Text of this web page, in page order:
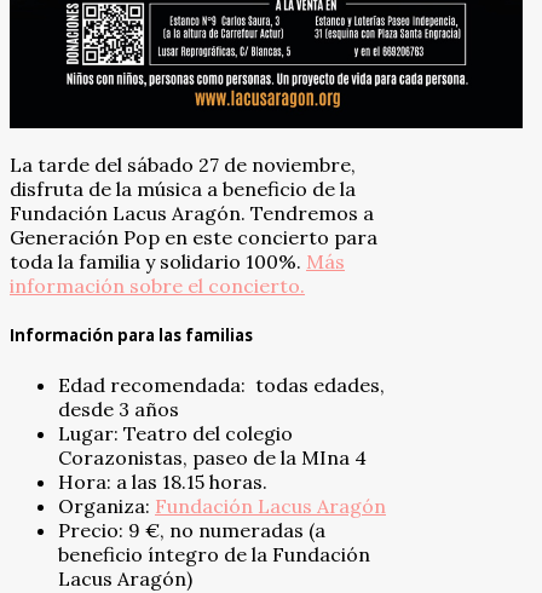
La tarde del sábado 27 de noviembre,
disfruta de la música a beneficio de la
Fundación Lacus Aragón. Tendremos a
Generación Pop en este concierto para
toda la familia y solidario 100%. Más
información sobre el concierto.
Información para las familias
Edad recomendada: todas edades,
desde 3 años
Lugar: Teatro del colegio
Corazonistas, paseo de la MIna 4
Hora: a las 18.15 horas.
Organiza: Fundación Lacus Aragón
Precio: 9 €, no numeradas (a
beneficio íntegro de la Fundación
Lacus Aragón)